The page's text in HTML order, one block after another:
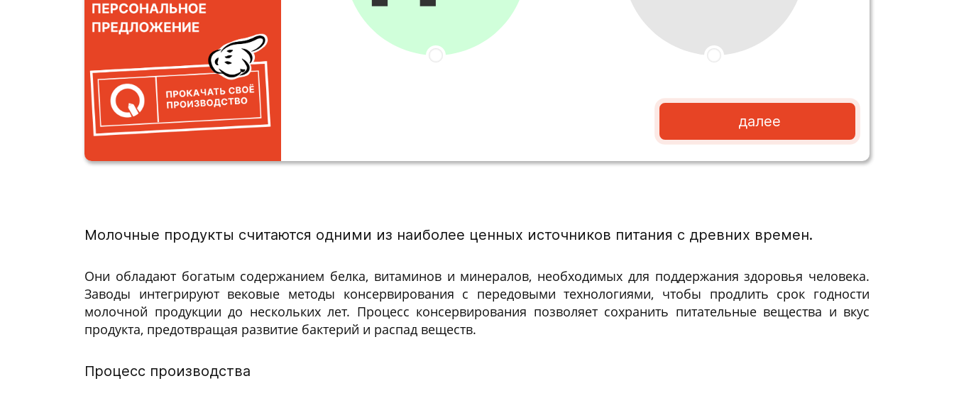
далее
Молочные продукты считаются одними из наиболее ценных источников питания с древних времен.
Они обладают богатым содержанием белка, витаминов и минералов, необходимых для поддержания здоровья человека.
Заводы интегрируют вековые методы консервирования с передовыми технологиями, чтобы продлить срок годности
молочной продукции до нескольких лет. Процесс консервирования позволяет сохранить питательные вещества и вкус
продукта, предотвращая развитие бактерий и распад веществ.
Процесс производства